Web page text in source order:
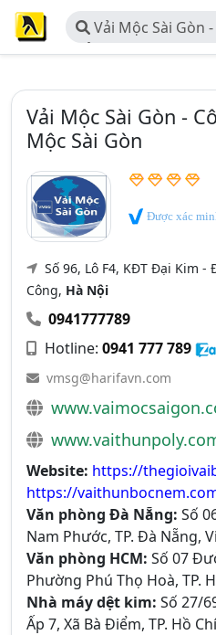
Vải Mộc Sài Gòn
Vải Mộc Sài Gòn
Vải Mộc Sài Gòn -
Mộc Sài Gòn
Được xác
Số 96, Lô F4, KĐT Đại Kim
Công, Hà Nội
0941777789
Hotline: 0941 777 789
vmsg@harifavn.com
Website: https://
https://
Văn phòng Đà Nẵng: Số
Nam Phước, TP. Đà Nẵng,
Văn phòng HCM: Số 07
Phường Phú Thọ Hoà, TP.
Nhà máy dệt kim: Số 27/
Ấp 7, Xã Bà Điểm, TP. Hồ